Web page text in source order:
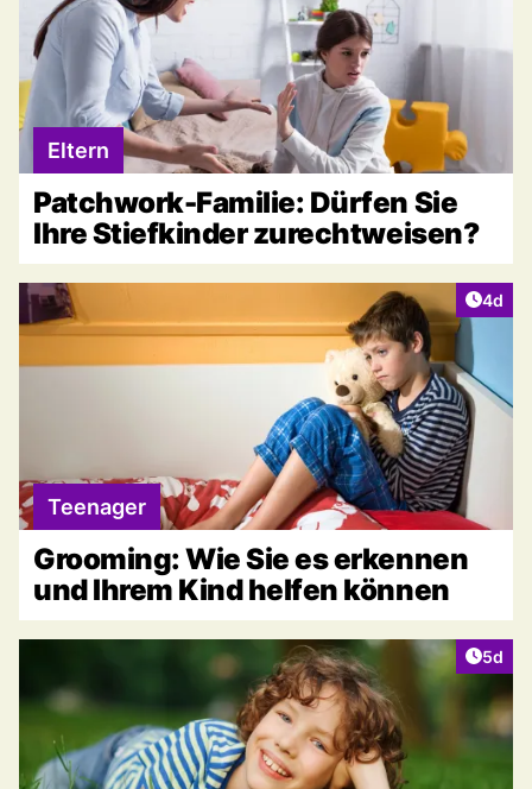
Eltern
Patchwork-Familie: Dürfen Sie
Ihre Stiefkinder zurechtweisen?
4d
Teenager
Grooming: Wie Sie es erkennen
und Ihrem Kind helfen können
5d